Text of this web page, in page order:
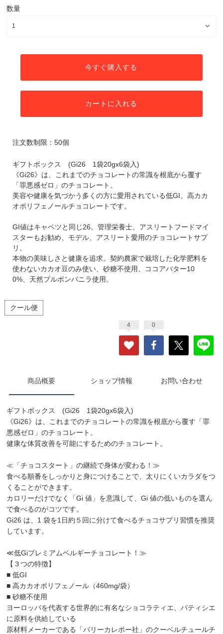
数量
今すぐ購入する
カートに入れる
注文数制限：50個
ギフトボックス (Gi26 1袋20gx6袋入)
《Gi26》は、これまでのチョコレートの常識を根底から覆す
「罪悪感ゼロ」のチョコレート。
美容や健康を気づかう多くの方に愛用されている低GI、高カカ
オポリフェノールチョコレートです。
GI値はキャベツと同じ26。管理栄養士、アスリートフードマイ
スターもお勧め、モデル、アスリート愛用のチョコレートサプ
リ。
本物の美味しさと健康を追求。契約農家で栽培した化学肥料を
使わないカカオ豆のみ使い、砂糖不使用、ココアバター10
0%、天然ブルボンバニラ使用。
クール便
4 0
商品概要 ショップ情報 お問い合わせ
ギフトボックス (Gi26 1袋20gx6袋入)
《Gi26》は、これまでのチョコレートの常識を根底から覆す「罪
悪感ゼロ」のチョコレート。
健康な体質改善を可能にするためのチョコレート。
≪「チョコスタート」の継続で身体が変わる！≫
食べる順番をしっかりと身につけることで、太りにくいカラダをつ
くることができます。
カロリーだけでなく「Gi 値」を意識して、Gi 値の低いものを選ん
で食べるのがコツです。
Gi26 は、1 袋を1日約５回に分けて食べるチョコサプリ習慣を推奨
しています。
≪低Giプレミアムベルギーチョコレート！≫
【３つの特徴】
■ 低GI
■ 高カカオポリフェノール（460mg/袋）
■ 砂糖不使用
ヨーロッパを代表する世界的に有名なショコラティエ、パティシエ
に原料を供給している
原材料メーカーである「バリーカレボー社」のクーベルチュールチ